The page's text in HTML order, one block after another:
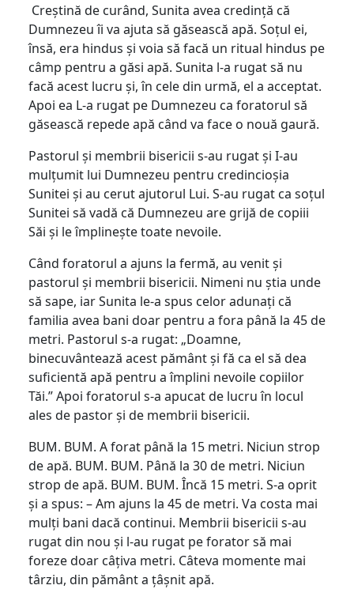
Creștină de curând, Sunita avea credință că
Dumnezeu îi va ajuta să găsească apă. Soțul ei,
însă, era hindus și voia să facă un ritual hindus pe
câmp pentru a găsi apă. Sunita l-a rugat să nu
facă acest lucru și, în cele din urmă, el a acceptat.
Apoi ea L-a rugat pe Dumnezeu ca foratorul să
găsească repede apă când va face o nouă gaură.
Pastorul și membrii bisericii s-au rugat și I-au
mulțumit lui Dumnezeu pentru credincioșia
Sunitei și au cerut ajutorul Lui. S-au rugat ca soțul
Sunitei să vadă că Dumnezeu are grijă de copiii
Săi și le împlinește toate nevoile.
Când foratorul a ajuns la fermă, au venit și
pastorul și membrii bisericii. Nimeni nu știa unde
să sape, iar Sunita le-a spus celor adunați că
familia avea bani doar pentru a fora până la 45 de
metri. Pastorul s-a rugat: „Doamne,
binecuvântează acest pământ și fă ca el să dea
suficientă apă pentru a împlini nevoile copiilor
Tăi.” Apoi foratorul s-a apucat de lucru în locul
ales de pastor și de membrii bisericii.
BUM. BUM. A forat până la 15 metri. Niciun strop
de apă. BUM. BUM. Până la 30 de metri. Niciun
strop de apă. BUM. BUM. Încă 15 metri. S-a oprit
și a spus: – Am ajuns la 45 de metri. Va costa mai
mulți bani dacă continui. Membrii bisericii s-au
rugat din nou și l-au rugat pe forator să mai
foreze doar câțiva metri. Câteva momente mai
târziu, din pământ a țâșnit apă.